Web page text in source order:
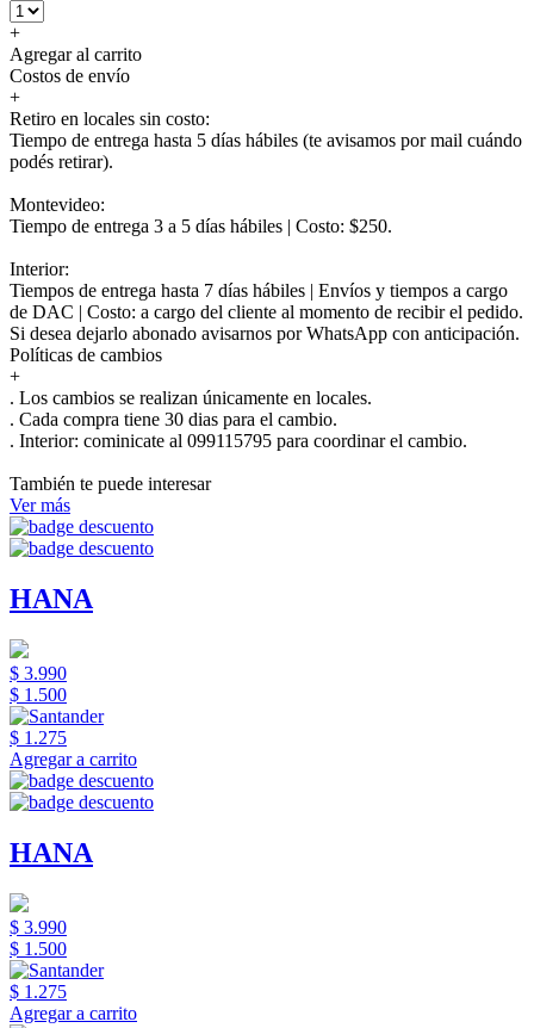
+
Agregar al carrito
Costos de envío
+
Retiro en locales sin costo:
Tiempo de entrega hasta 5 días hábiles (te avisamos por mail cuándo
podés retirar).
Montevideo:
Tiempo de entrega 3 a 5 días hábiles | Costo: $250.
Interior:
Tiempos de entrega hasta 7 días hábiles | Envíos y tiempos a cargo
de DAC | Costo: a cargo del cliente al momento de recibir el pedido.
Si desea dejarlo abonado avisarnos por WhatsApp con anticipación.
Políticas de cambios
+
. Los cambios se realizan únicamente en locales.
. Cada compra tiene 30 dias para el cambio.
. Interior: cominicate al 099115795 para coordinar el cambio.
También te puede interesar
Ver más
HANA
$ 3.990
$ 1.500
$ 1.275
Agregar a carrito
HANA
$ 3.990
$ 1.500
$ 1.275
Agregar a carrito